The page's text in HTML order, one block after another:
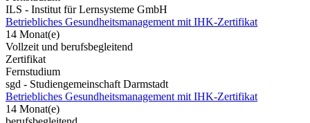
ILS - Institut für Lernsysteme GmbH
Betriebliches Gesundheitsmanagement mit IHK-Zertifikat
14 Monat(e)
Vollzeit und berufsbegleitend
Zertifikat
Fernstudium
sgd - Studiengemeinschaft Darmstadt
Betriebliches Gesundheitsmanagement mit IHK-Zertifikat
14 Monat(e)